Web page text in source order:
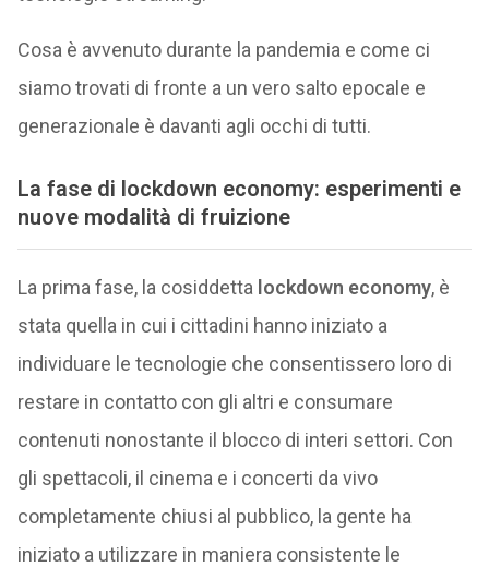
Cosa è avvenuto durante la pandemia e come ci
siamo trovati di fronte a un vero salto epocale e
generazionale è davanti agli occhi di tutti.
La fase di lockdown economy: esperimenti e
nuove modalità di fruizione
La prima fase, la cosiddetta lockdown economy, è
stata quella in cui i cittadini hanno iniziato a
individuare le tecnologie che consentissero loro di
restare in contatto con gli altri e consumare
contenuti nonostante il blocco di interi settori. Con
gli spettacoli, il cinema e i concerti da vivo
completamente chiusi al pubblico, la gente ha
iniziato a utilizzare in maniera consistente le